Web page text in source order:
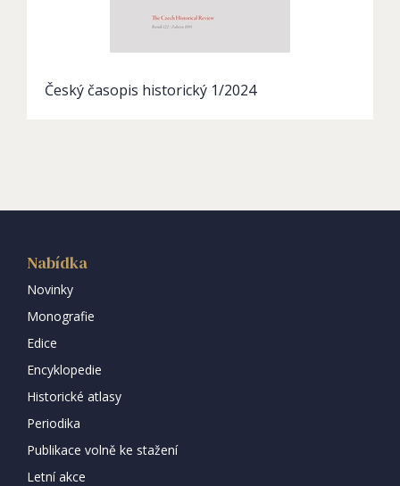
Český časopis historický 1/2024
Nabídka
Novinky
Monografie
Edice
Encyklopedie
Historické atlasy
Periodika
Publikace volně ke stažení
Letní akce